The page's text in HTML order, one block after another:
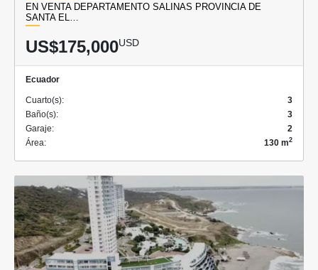
EN VENTA DEPARTAMENTO SALINAS PROVINCIA DE
SANTA EL…
US$175,000USD
Ecuador
Cuarto(s):
3
Baño(s):
3
Garaje:
2
Área:
130 m2